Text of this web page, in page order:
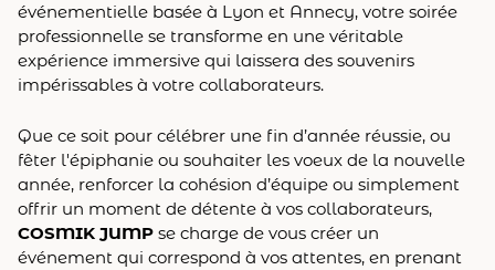
événementielle basée à Lyon et Annecy, votre soirée
professionnelle se transforme en une véritable
expérience immersive qui laissera des souvenirs
impérissables à votre collaborateurs.
Que ce soit pour célébrer une fin d’année réussie, ou
fêter l'épiphanie ou souhaiter les voeux de la nouvelle
année, renforcer la cohésion d’équipe ou simplement
offrir un moment de détente à vos collaborateurs,
COSMIK JUMP se charge de vous créer un
événement qui correspond à vos attentes, en prenant